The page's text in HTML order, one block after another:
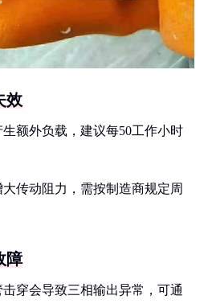
效
额外负载，建议每50工作小时
传动阻力，需按制造商规定周
障
穿会导致三相输出异常，可通